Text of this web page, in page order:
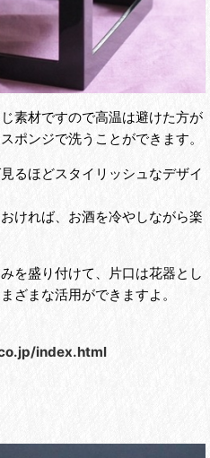
素材ですので高温は避けた方が
ポンジで洗うことができます。
るほどスタイリッシュなデザイ
ければ、お酒を冷やしながら楽
を盛り付けて、片口は花器とし
ざまな活用ができますよ。
index.html